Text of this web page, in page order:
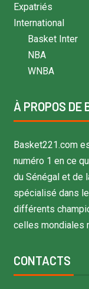
Expatriés
International
Basket Inter
NBA
WNBA
À PROPOS DE
Basket221.com
numéro 1 en ce
du Sénégal et de
spécialisé dans
différents
celles mondiales
CONTACTS